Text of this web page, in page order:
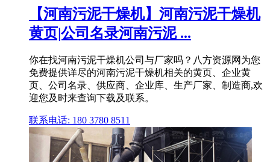
【河南污泥干燥机】河南污泥干燥机
黄页|公司名录河南污泥 ...
你在找河南污泥干燥机公司与厂家吗？八方资源网为您
免费提供详尽的河南污泥干燥机相关的黄页、企业黄
页、公司名录、供应商、企业库、生产厂家、制造商,欢
迎您及时来查询下载及联系。
联系电话: 180 3780 8511